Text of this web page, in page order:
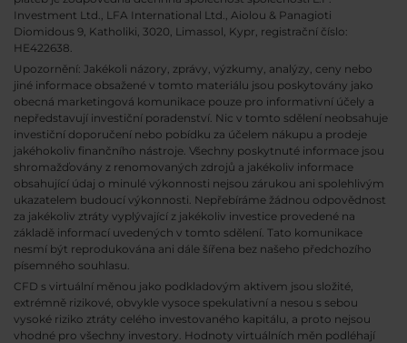
Investment Ltd., LFA International Ltd., Aiolou & Panagioti
Diomidous 9, Katholiki, 3020, Limassol, Kypr, registrační číslo:
HE422638.
Upozornění: Jakékoli názory, zprávy, výzkumy, analýzy, ceny nebo
jiné informace obsažené v tomto materiálu jsou poskytovány jako
obecná marketingová komunikace pouze pro informativní účely a
nepředstavují investiční poradenství. Nic v tomto sdělení neobsahuje
investiční doporučení nebo pobídku za účelem nákupu a prodeje
jakéhokoliv finančního nástroje. Všechny poskytnuté informace jsou
shromažďovány z renomovaných zdrojů a jakékoliv informace
obsahující údaj o minulé výkonnosti nejsou zárukou ani spolehlivým
ukazatelem budoucí výkonnosti. Nepřebíráme žádnou odpovědnost
za jakékoliv ztráty vyplývající z jakékoliv investice provedené na
základě informací uvedených v tomto sdělení. Tato komunikace
nesmí být reprodukována ani dále šířena bez našeho předchozího
písemného souhlasu.
CFD s virtuální měnou jako podkladovým aktivem jsou složité,
extrémně rizikové, obvykle vysoce spekulativní a nesou s sebou
vysoké riziko ztráty celého investovaného kapitálu, a proto nejsou
vhodné pro všechny investory. Hodnoty virtuálních měn podléhají